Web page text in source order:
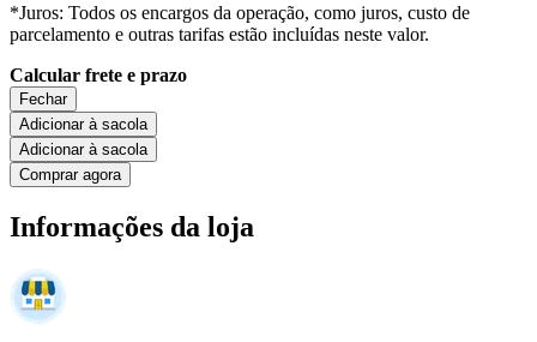
*Juros: Todos os encargos da operação, como juros, custo de
parcelamento e outras tarifas estão incluídas neste valor.
Calcular frete e prazo
Fechar
Adicionar à sacola
Adicionar à sacola
Comprar agora
Informações da loja